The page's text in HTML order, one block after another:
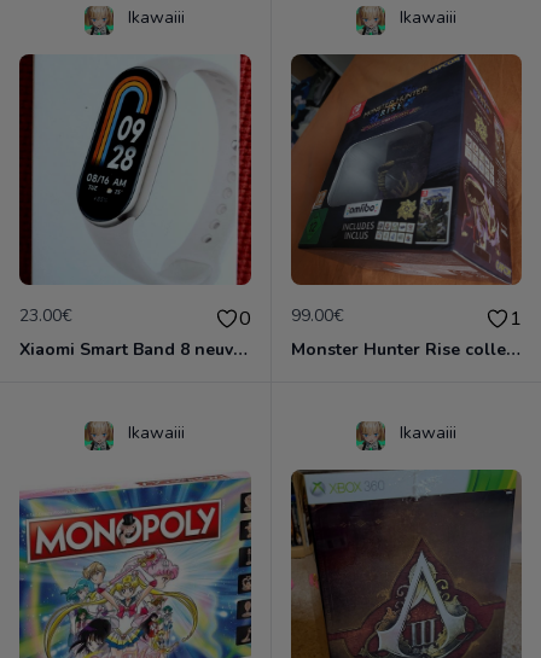
Ikawaiii
23.00€ 0
Xiaomi Smart Band 8 neuve emballée
Ikawaiii
99.00€ 1
Monster Hunter Rise collector Nintendo Switch
Ikawaiii Ikawaiii